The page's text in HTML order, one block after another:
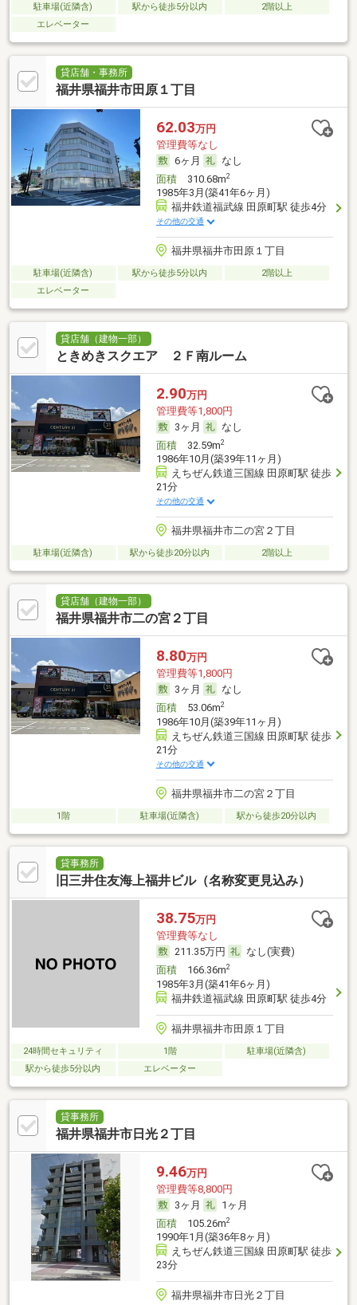
駐車場(近隣含) 駅から徒歩5分以内
2階以上
エレベーター
貸店舗・事務所
福井県福井市田原１丁目
62.03万円
管理費等なし
6ヶ月
なし
面積310.68m2
1985年3月(築41年6ヶ月)
福井鉄道福武線 田原町駅 徒歩4分
その他の交通
福井県福井市田原１丁目
駐車場(近隣含) 駅から徒歩5分以内
2階以上
エレベーター
貸店舗（建物一部）
ときめきスクエア ２Ｆ南ルーム
2.90万円
管理費等1,800円
3ヶ月
なし
面積32.59m2
1986年10月(築39年11ヶ月)
えちぜん鉄道三国線 田原町駅 徒歩
21分
その他の交通
福井県福井市二の宮２丁目
駐車場(近隣含) 駅から徒歩20分以内 2階以上
貸店舗（建物一部）
福井県福井市二の宮２丁目
8.80万円
管理費等1,800円
3ヶ月
なし
面積53.06m2
1986年10月(築39年11ヶ月)
えちぜん鉄道三国線 田原町駅 徒歩
21分
その他の交通
福井県福井市二の宮２丁目
1階 駐車場(近隣含) 駅から徒歩20分以内
貸事務所
旧三井住友海上福井ビル（名称変更見込み）
38.75万円
管理費等なし
211.35万円
なし(実費)
面積166.36m2
1985年3月(築41年6ヶ月)
福井鉄道福武線 田原町駅 徒歩4分
福井県福井市田原１丁目
24時間セキュリティ 1階
駐車場(近隣含)
駅から徒歩5分以内
エレベーター
貸事務所
福井県福井市日光２丁目
9.46万円
管理費等8,800円
3ヶ月
1ヶ月
面積105.26m2
1990年1月(築36年8ヶ月)
えちぜん鉄道三国線 田原町駅 徒歩
23分
福井県福井市日光２丁目